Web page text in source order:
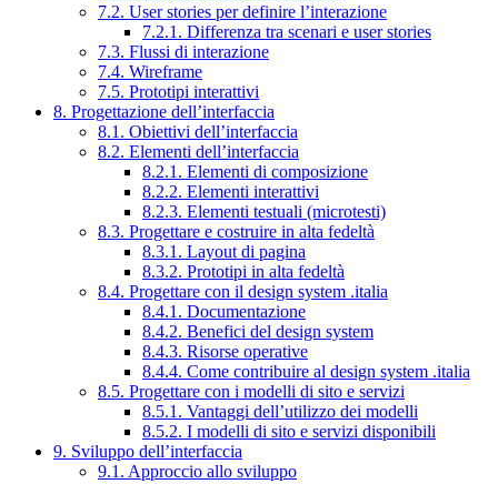
7.2. User stories per definire l’interazione
7.2.1. Differenza tra scenari e user stories
7.3. Flussi di interazione
7.4. Wireframe
7.5. Prototipi interattivi
8. Progettazione dell’interfaccia
8.1. Obiettivi dell’interfaccia
8.2. Elementi dell’interfaccia
8.2.1. Elementi di composizione
8.2.2. Elementi interattivi
8.2.3. Elementi testuali (microtesti)
8.3. Progettare e costruire in alta fedeltà
8.3.1. Layout di pagina
8.3.2. Prototipi in alta fedeltà
8.4. Progettare con il design system .italia
8.4.1. Documentazione
8.4.2. Benefici del design system
8.4.3. Risorse operative
8.4.4. Come contribuire al design system .italia
8.5. Progettare con i modelli di sito e servizi
8.5.1. Vantaggi dell’utilizzo dei modelli
8.5.2. I modelli di sito e servizi disponibili
9. Sviluppo dell’interfaccia
9.1. Approccio allo sviluppo